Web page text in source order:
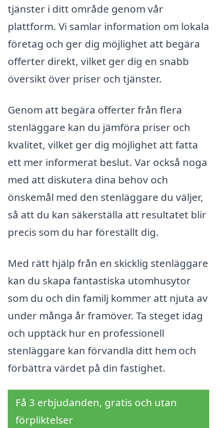
tjänster i ditt område genom vår
plattform. Vi samlar information om lokala
företag och ger dig möjlighet att begära
offerter direkt, vilket ger dig en snabb
översikt över priser och tjänster.
Genom att begära offerter från flera
stenläggare kan du jämföra priser och
kvalitet, vilket ger dig möjlighet att fatta
ett mer informerat beslut. Var också noga
med att diskutera dina behov och
önskemål med den stenläggare du väljer,
så att du kan säkerställa att resultatet blir
precis som du har föreställt dig.
Med rätt hjälp från en skicklig stenläggare
kan du skapa fantastiska utomhusytor
som du och din familj kommer att njuta av
under många år framöver. Ta steget idag
och upptäck hur en professionell
stenläggare kan förvandla ditt hem och
förbättra värdet på din fastighet.
Få 3 erbjudanden, gratis och utan
förpliktelser